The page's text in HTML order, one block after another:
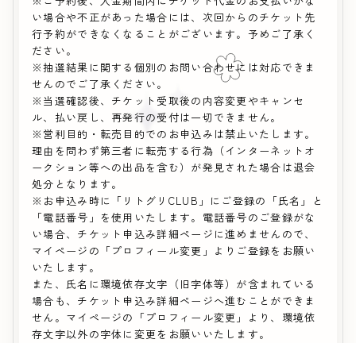
い場合や不正があった場合には、次回からのチケット先
行予約ができなくなることがございます。予めご了承く
ださい。
※抽選結果に関する個別のお問い合わせには対応できま
せんのでご了承ください。
※当選確認後、チケット受取後の内容変更やキャンセ
ル、払い戻し、再発行の受付は一切できません。
※営利目的・転売目的でのお申込みは禁止いたします。
理由を問わず第三者に転売する行為（インターネットオ
ークション等への出品を含む）が発見された場合は退会
処分となります。
※お申込み時に「リトグリCLUB」にご登録の「氏名」と
「電話番号」を使用いたします。電話番号のご登録がな
い場合、チケット申込み詳細ページに進めませんので、
マイページの「プロフィール変更」よりご登録をお願い
いたします。
また、氏名に環境依存文字（旧字体等）が含まれている
場合も、チケット申込み詳細ページへ進むことができま
せん。マイページの「プロフィール変更」より、環境依
存文字以外の字体に変更をお願いいたします。